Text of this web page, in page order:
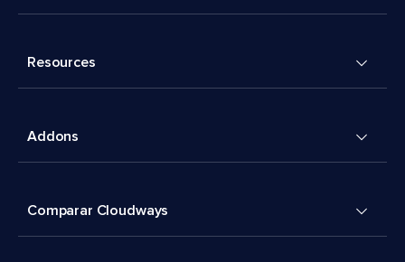
Resources
Addons
Comparar Cloudways